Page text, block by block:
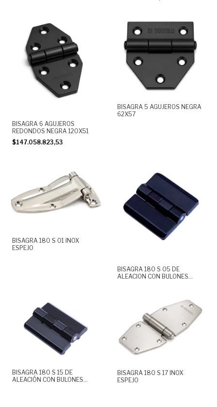
BISAGRA 6 AGUJEROS
REDONDOS NEGRA 120X51
$147.058.823,53
BISAGRA 5 AGUJEROS NEGRA
62X57
BISAGRA 180 S 01 INOX
ESPEJO
BISAGRA 180 S 05 DE
ALEACION CON BULONES
BISAGRA 180 S 15 DE
ALEACIÓN CON BULONES
BISAGRA 180 S 17 INOX
ESPEJO